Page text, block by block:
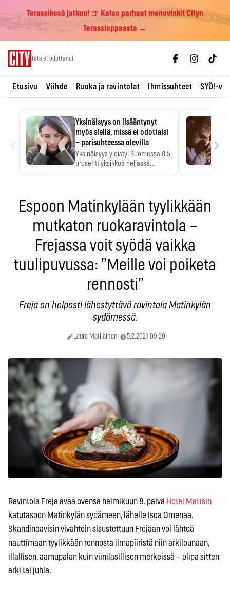
Terassikesä jatkuu! 🍺 Katso parhaat menovinkit Cityn
Terassioppaasta →
Tätä et odottanut
Etusivu Viihde Ruoka ja ravintolat Ihmissuhteet SYÖ!-
Yksinäisyys on lisääntynyt
myös siellä, missä ei odottaisi
– parisuhteessa olevilla
Yksinäisyys yleistyi Suomessa 8,5
prosenttiyksikköä neljässä
›
Espoon Matinkylään tyylikkään
mutkaton ruokaravintola –
Frejassa voit syödä vaikka
tuulipuvussa: ”Meille voi poiketa
rennosti”
Freja on helposti lähestyttävä ravintola Matinkylän
sydämessä.
Laura Matilainen 5.2.2021 09:20
Ravintola Freja avaa ovensa helmikuun 8. päivä Hotel Mattsin
katutasoon Matinkylän sydämeen, lähelle Isoa Omenaa.
Skandinaavisin vivahtein sisustettuun Frejaan voi lähteä
nauttimaan tyylikkään rennosta ilmapiiristä niin arkilounaan,
illallisen, aamupalan kuin viinilasillisen merkeissä – olipa sitten
arki tai juhla.